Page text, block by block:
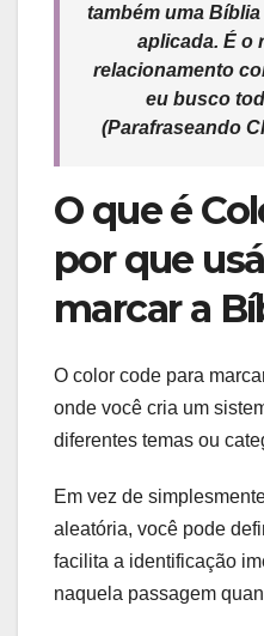
também uma
aplicada. É o
relacionamento
eu busco
(Parafraseando
O que é
por que
marcar a
O color code para
onde você cria um
diferentes temas ou
Em vez de
aleatória, você pode
facilita a identificação
naquela passagem